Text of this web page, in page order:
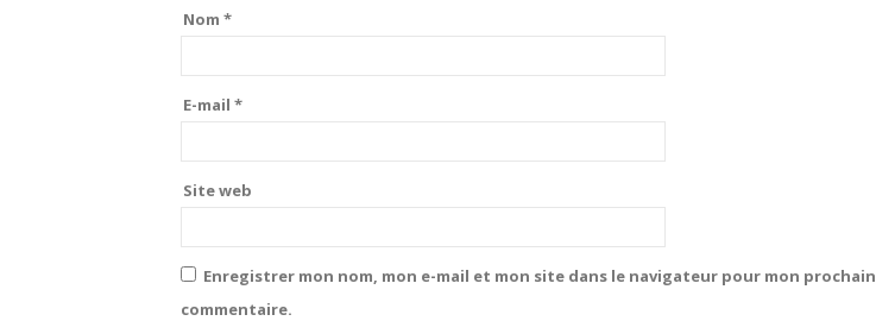
Nom *
E-mail *
Site web
Enregistrer mon nom, mon e-mail et mon site dans le navigateur pour mon prochain
commentaire.